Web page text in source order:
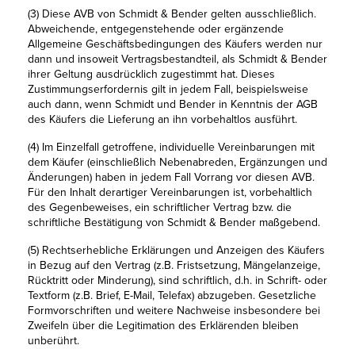
(3) Diese AVB von Schmidt & Bender gelten ausschließlich.
Abweichende, entgegenstehende oder ergänzende
Allgemeine Geschäftsbedingungen des Käufers werden nur
dann und insoweit Vertragsbestandteil, als Schmidt & Bender
ihrer Geltung ausdrücklich zugestimmt hat. Dieses
Zustimmungserfordernis gilt in jedem Fall, beispielsweise
auch dann, wenn Schmidt und Bender in Kenntnis der AGB
des Käufers die Lieferung an ihn vorbehaltlos ausführt.
(4) Im Einzelfall getroffene, individuelle Vereinbarungen mit
dem Käufer (einschließlich Nebenabreden, Ergänzungen und
Änderungen) haben in jedem Fall Vorrang vor diesen AVB.
Für den Inhalt derartiger Vereinbarungen ist, vorbehaltlich
des Gegenbeweises, ein schriftlicher Vertrag bzw. die
schriftliche Bestätigung von Schmidt & Bender maßgebend.
(5) Rechtserhebliche Erklärungen und Anzeigen des Käufers
in Bezug auf den Vertrag (z.B. Fristsetzung, Mängelanzeige,
Rücktritt oder Minderung), sind schriftlich, d.h. in Schrift- oder
Textform (z.B. Brief, E-Mail, Telefax) abzugeben. Gesetzliche
Formvorschriften und weitere Nachweise insbesondere bei
Zweifeln über die Legitimation des Erklärenden bleiben
unberührt.